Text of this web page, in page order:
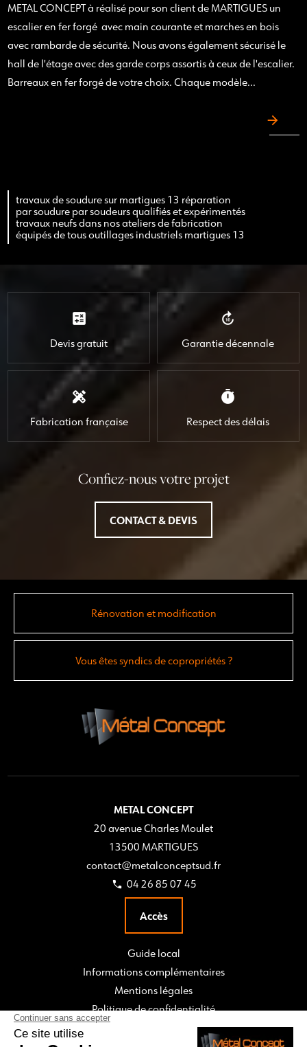
METAL CONCEPT à réalisé pour son client de MARTIGUES un
escalier en fer forgé avec main courante et marches en bois
avec rambarde de sécurité. Nous avons également sécurisé le
hall de l'étage avec des garde corps assortis à ceux de l'escalier.
Barreaux en fer forgé de votre choix. Chaque modèle...
travaux de soudure sur martigues 13 réparation
par soudure par soudeurs qualifiés et expérimentés
travaux neufs dans nos ateliers de fabrication
équipés de tous outillages industriels martigues 13
calculate
Devis gratuit
forward_10
Garantie décennale
design_services
Fabrication française
timer
Respect des délais
Confiez-nous votre projet
CONTACT & DEVIS
Rénovation et modification
Vous êtes syndics de copropriétés ?
METAL CONCEPT
20 avenue Charles Moulet
13500 MARTIGUES
contact@metalconceptsud.fr
04 26 85 07 45
Accès
Guide local
Informations complémentaires
Mentions légales
Politique de confidentialité